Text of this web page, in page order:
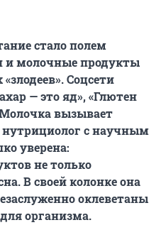
стало полем
и молочные продукты
Соцсети
— это яд», «Глютен
вызывает
нутрициолог с научным
уверена:
не только
В своей колонке она
оклеветаны
организма.